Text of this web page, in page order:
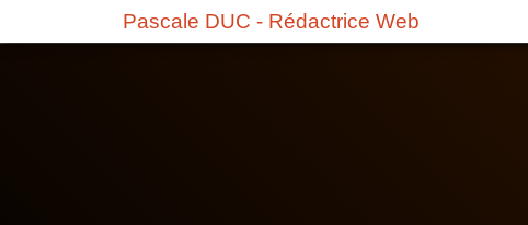
Pascale DUC - Rédactrice Web